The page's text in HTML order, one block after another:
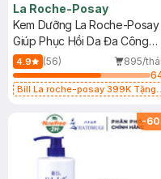
La Roche-Posay
Kem Dưỡng La Roche-Posay
Giúp Phục Hồi Da Đa Công
Dụng 40ml
4.9 (56)
895/
Bill La roche-posay 399K Tặng
(SL có hạn)
-60